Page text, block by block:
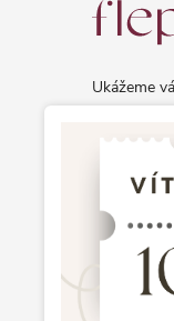
Ukážeme
osobnosti